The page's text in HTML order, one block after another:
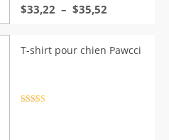
$33,22 – $35,52
$33,22
T-shirt pour chien Pawcci